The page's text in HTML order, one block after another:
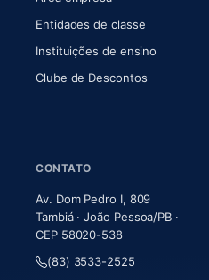
Entidades de classe
Instituições de ensino
Clube de Descontos
CONTATO
Av. Dom Pedro I, 809
Tambiá · João Pessoa/PB ·
CEP 58020-538
(83) 3533-2525